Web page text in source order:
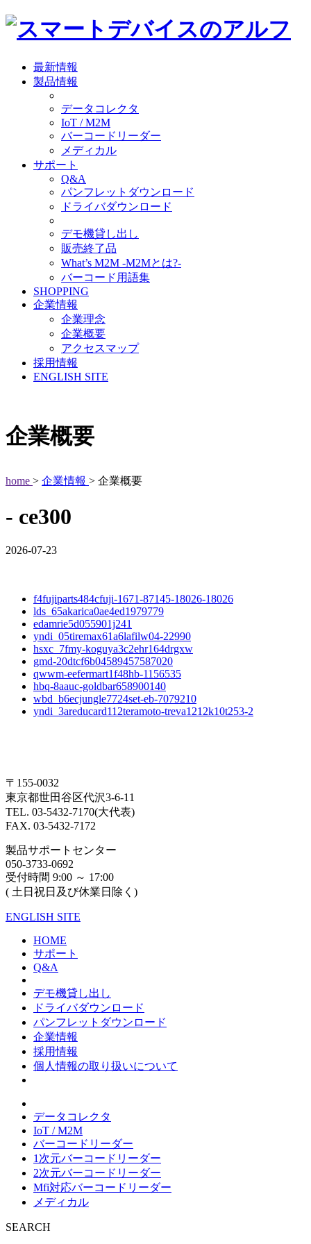
最新情報
製品情報
データコレクタ
IoT / M2M
バーコードリーダー
メディカル
サポート
Q&A
パンフレットダウンロード
ドライバダウンロード
デモ機貸し出し
販売終了品
What’s M2M -M2Mとは?-
バーコード用語集
SHOPPING
企業情報
企業理念
企業概要
アクセスマップ
採用情報
ENGLISH SITE
企業概要
home > 企業情報 > 企業概要
- ce300
2026-07-23
f4fujiparts484cfuji-1671-87145-18026-18026
lds_65akarica0ae4ed1979779
edamrie5d055901j241
yndi_05tiremax61a6lafilw04-22990
hsxc_7fmy-koguya3c2ehr164drgxw
gmd-20dtcf6b04589457587020
qwwm-eefermart1f48hb-1156535
hbq-8aauc-goldbar658900140
wbd_b6ecjungle7724set-eb-7079210
yndi_3areducard112teramoto-treva1212k10t253-2
〒155-0032
東京都世田谷区代沢3-6-11
TEL. 03-5432-7170(大代表)
FAX. 03-5432-7172
製品サポートセンター
050-3733-0692
受付時間 9:00 ～ 17:00
( 土日祝日及び休業日除く)
ENGLISH SITE
HOME
サポート
Q&A
デモ機貸し出し
ドライバダウンロード
パンフレットダウンロード
企業情報
採用情報
個人情報の取り扱いについて
データコレクタ
IoT / M2M
バーコードリーダー
1次元バーコードリーダー
2次元バーコードリーダー
Mfi対応バーコードリーダー
メディカル
SEARCH